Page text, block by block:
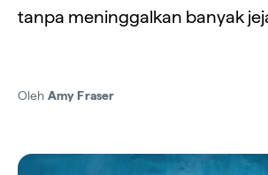
tanpa meninggalkan banyak
Oleh Amy Fraser